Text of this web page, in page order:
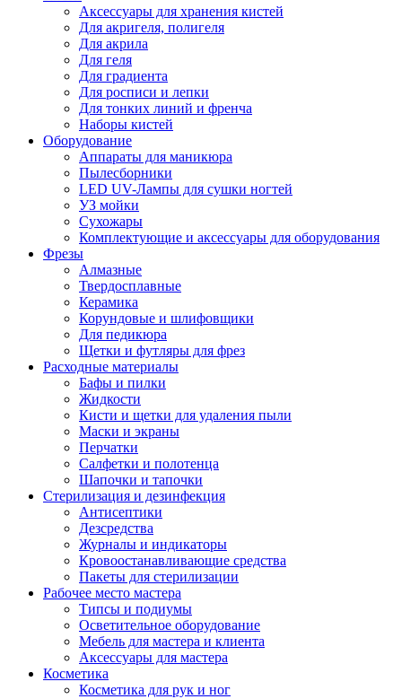
Аксессуары для хранения кистей
Для акригеля, полигеля
Для акрила
Для геля
Для градиента
Для росписи и лепки
Для тонких линий и френча
Наборы кистей
Оборудование
Аппараты для маникюра
Пылесборники
LED UV-Лампы для сушки ногтей
УЗ мойки
Сухожары
Комплектующие и аксессуары для оборудования
Фрезы
Алмазные
Твердосплавные
Керамика
Корундовые и шлифовщики
Для педикюра
Щетки и футляры для фрез
Расходные материалы
Бафы и пилки
Жидкости
Кисти и щетки для удаления пыли
Маски и экраны
Перчатки
Салфетки и полотенца
Шапочки и тапочки
Стерилизация и дезинфекция
Антисептики
Дезсредства
Журналы и индикаторы
Кровоостанавливающие средства
Пакеты для стерилизации
Рабочее место мастера
Типсы и подиумы
Осветительное оборудование
Мебель для мастера и клиента
Аксессуары для мастера
Косметика
Косметика для рук и ног